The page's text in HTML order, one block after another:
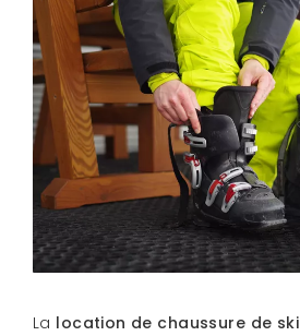
La location de chaussure de ski